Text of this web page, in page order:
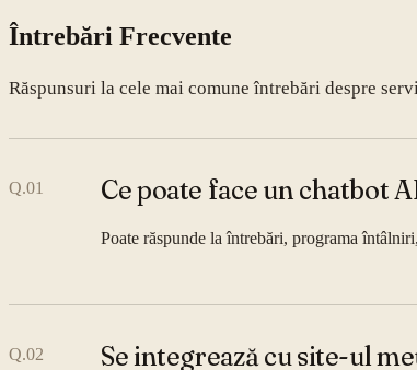
Întrebări Frecvente
Răspunsuri la cele mai comune întrebări despre
Q.01 Ce poate face un chatbot
Poate răspunde la întrebări, programa
Q.02 Se integrează cu site-ul